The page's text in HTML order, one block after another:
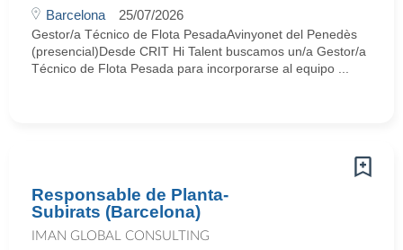
Barcelona 25/07/2026
Gestor/a Técnico de Flota PesadaAvinyonet del Penedès
(presencial)Desde CRIT Hi Talent buscamos un/a Gestor/a
Técnico de Flota Pesada para incorporarse al equipo ...
Responsable de Planta-
Subirats (Barcelona)
IMAN GLOBAL CONSULTING